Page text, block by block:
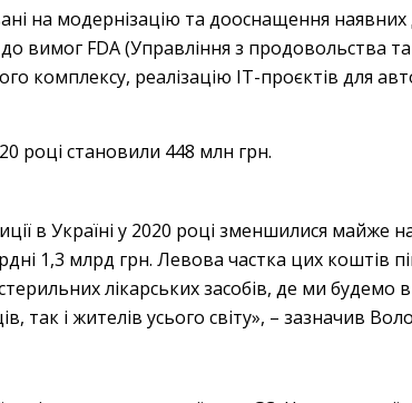
на модернізацію та дооснащення
вимог FDA (Управління з продовольства
комплексу, реалізацію ІТ-проєктів для
році становили 448 млн грн.
в Україні у 2020 році зменшилися майже
1,3 млрд грн. Левова частка цих коштів
лікарських засобів, де ми будемо
так і жителів усього світу», – зазначив